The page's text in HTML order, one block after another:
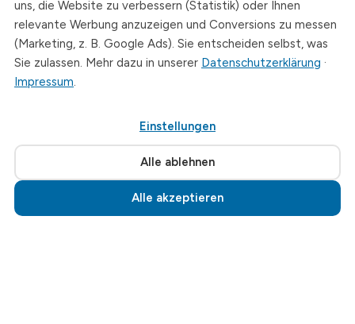
Jetzt anrufen · 03726 720560
E-Mail
info@drymat.de
Öffnungszeiten
Mo-Fr: 08:00 - 15:00 Uhr
© 2026 Drymat Systeme GmbH.Cookie-Einstellungen
uns, die Website zu verbessern (Statistik) oder Ihnen
relevante Werbung anzuzeigen und Conversions zu messen
(Marketing, z. B. Google Ads). Sie entscheiden selbst, was
Sie zulassen. Mehr dazu in unserer Datenschutzerklärung ·
Impressum.
Einstellungen
Alle ablehnen
Alle akzeptieren